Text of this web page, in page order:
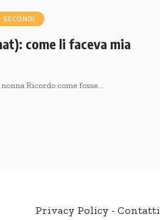
SECONDI
come li faceva mia
Ricordo come fosse…
Privacy Policy - Contatti